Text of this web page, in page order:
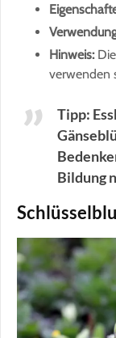
Hinweis:Die
verwenden
Tipp:
Bildung